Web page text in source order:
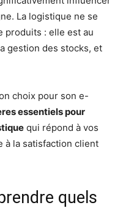
La logistique ne se
produits : elle est au
gestion des stocks, et
choix pour son e-
essentiels pour
qui répond à vos
à la satisfaction client
quels